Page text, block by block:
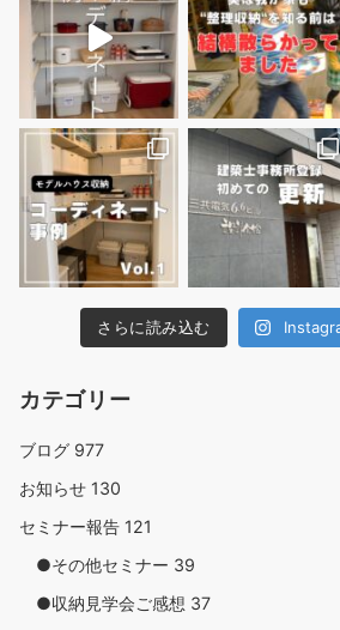
さらに読み込む
カテゴリー
ブログ 977
お知らせ 130
セミナー報告 121
●その他セミナー 39
●収納見学会ご感想 37